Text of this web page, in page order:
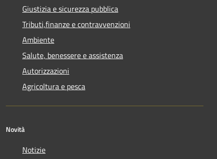
Giustizia e sicurezza pubblica
Tributi,finanze e contravvenzioni
Ambiente
Salute, benessere e assistenza
Autorizzazioni
Agricoltura e pesca
Novità
Notizie